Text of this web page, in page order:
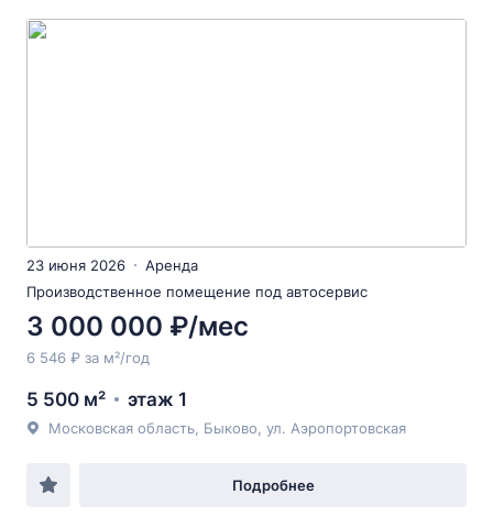
23 июня 2026
Аренда
Производственное помещение под автосервис
3 000 000 ₽/мес
6 546 ₽ за м²/год
5 500 м² этаж 1
Московская область, Быково, ул. Аэропортовская
Подробнее